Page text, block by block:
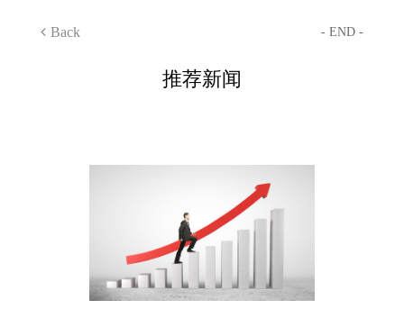
Back - END -
推荐新闻